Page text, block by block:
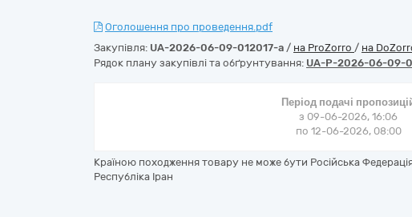
Оголошення про проведення.pdf
Закупівля: UA-2026-06-09-012017-a / на ProZorro / на
Рядок плану закупівлі та обґрунтування: UA-P-2026-06-09-
Період подачі
з 09-06-2026, 16:06
по 12-06-2026, 08:00
Країною походження товару не може бути Російська
Республіка Іран